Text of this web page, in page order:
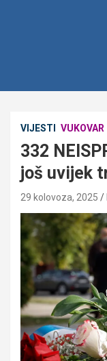
VIJESTI VUKOVAR
332
još uvijek
29 kolovoza, 2025